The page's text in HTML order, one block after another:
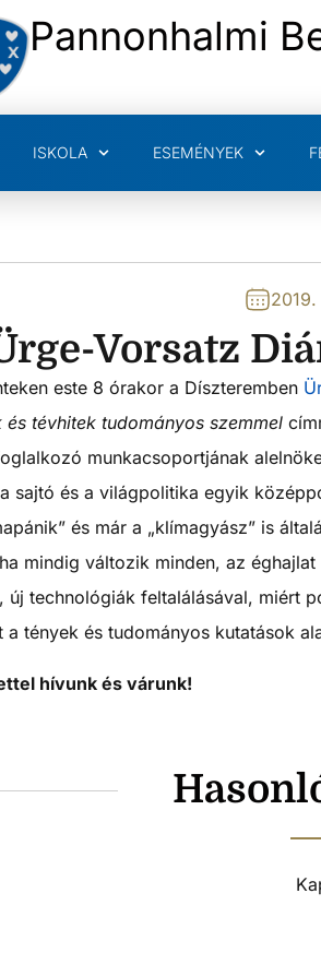
Pannonhalmi
ISKOLA ESEMÉNYEK
Vorsatz
este 8 órakor a Díszteremben
és tévhitek tudományos szemmel
munkacsoportjának
sajtó és a világpolitika egyik
és már a „klímagyász” is
mindig változik minden, az
technológiák feltalálásával, miért
tények és tudományos kutatások
hívunk és várunk!